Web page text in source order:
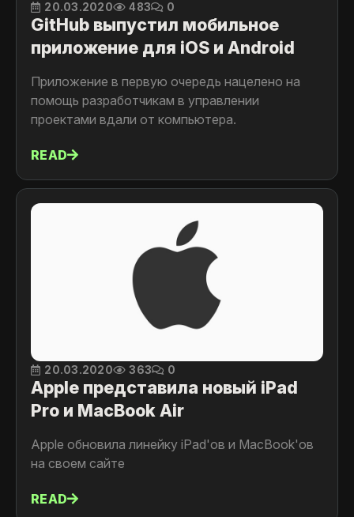
20.03.2020 483 0
GitHub выпустил мобильное
приложение для iOS и Android
Приложение в первую очередь нацелено на
помощь разработчикам в управлении
проектами вдали от компьютера.
READ
20.03.2020 363 0
Apple представила новый iPad
Pro и MacBook Air
Apple обновила линейку iPad'ов и MacBook'ов
на своем сайте
READ